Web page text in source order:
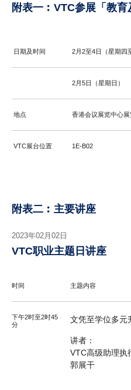
附表一︰VTC参展「教
日期及时间 2月2至4日（星期四
2月5日（星期日）
地点 香港会议展览中心
VTC展台位置 1E-B02
附表二︰主要讲座
2023年02月02日
VTC职业主题日讲座
时间 主题内容
下午2时至2时45
分
文凭至学位多元
讲者：
VTC高级助理执
郭展干